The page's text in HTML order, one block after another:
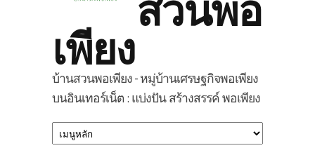
เพียง
บ้านสวนพอเพียง - หมู่บ้านเศรษฐกิจพอเพียง
บนอินเทอร์เน็ต : แบ่งปัน สร้างสรรค์ พอเพียง